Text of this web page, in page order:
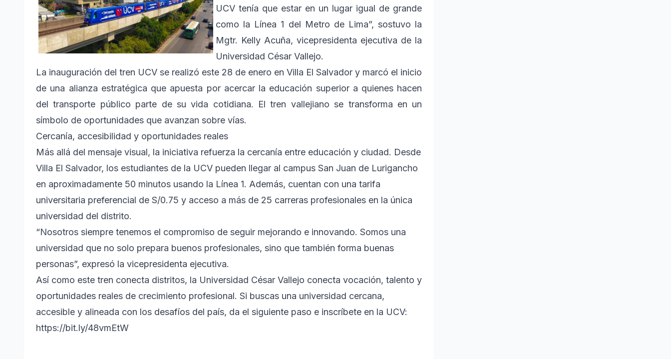
UCV tenía que estar en un lugar igual de grande
como la Línea 1 del Metro de Lima”, sostuvo la
Mgtr. Kelly Acuña, vicepresidenta ejecutiva de la
Universidad César Vallejo.
La inauguración del tren UCV se realizó este 28 de enero en Villa El Salvador y marcó el inicio
de una alianza estratégica que apuesta por acercar la educación superior a quienes hacen
del transporte público parte de su vida cotidiana. El tren vallejiano se transforma en un
símbolo de oportunidades que avanzan sobre vías.
Cercanía, accesibilidad y oportunidades reales
Más allá del mensaje visual, la iniciativa refuerza la cercanía entre educación y ciudad. Desde
Villa El Salvador, los estudiantes de la UCV pueden llegar al campus San Juan de Lurigancho
en aproximadamente 50 minutos usando la Línea 1. Además, cuentan con una tarifa
universitaria preferencial de S/0.75 y acceso a más de 25 carreras profesionales en la única
universidad del distrito.
“Nosotros siempre tenemos el compromiso de seguir mejorando e innovando. Somos una
universidad que no solo prepara buenos profesionales, sino que también forma buenas
personas”, expresó la vicepresidenta ejecutiva.
Así como este tren conecta distritos, la Universidad César Vallejo conecta vocación, talento y
oportunidades reales de crecimiento profesional. Si buscas una universidad cercana,
accesible y alineada con los desafíos del país, da el siguiente paso e inscríbete en la UCV:
https://bit.ly/48vmEtW